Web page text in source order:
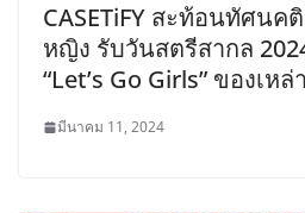
CASETiFY สะท้อนทัศนค
หญิง รับวันสตรีสากล
“Let’s Go Girls” ของเห
มีนาคม 11, 2024